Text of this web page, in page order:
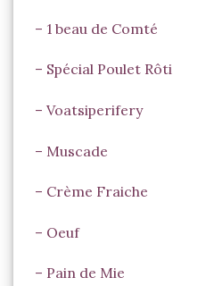
– 1 beau de Comté
– Spécial Poulet Rôti
– Voatsiperifery
– Muscade
– Crème Fraiche
– Oeuf
– Pain de Mie